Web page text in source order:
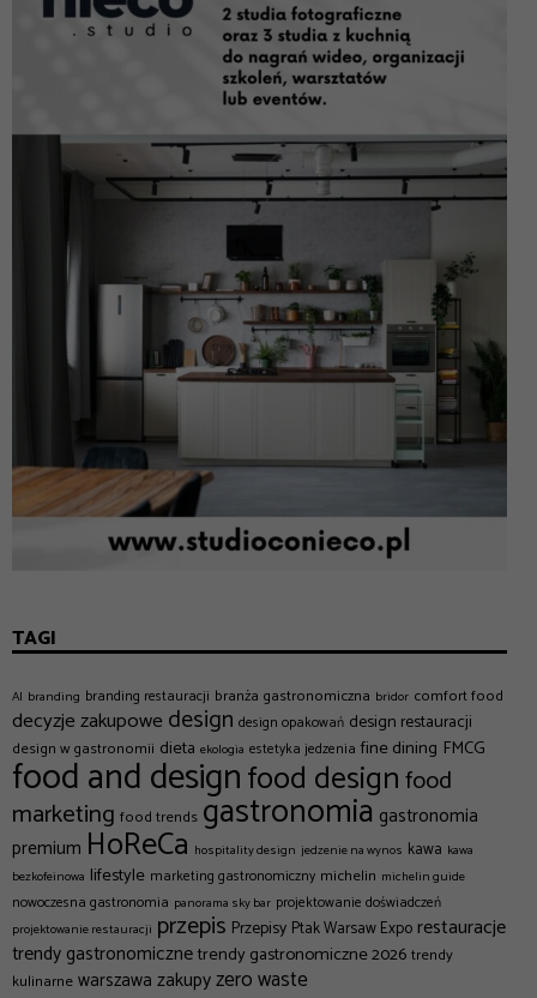
TAGI
AI branding branding restauracji branża gastronomiczna bridor comfort food
decyzje zakupowe design design opakowań design restauracji
design w gastronomii dieta ekologia estetyka jedzenia fine dining FMCG
food and designfood designfood
marketing food trends gastronomia gastronomia
premium HoReCa hospitality design jedzenie na wynos kawa kawa
bezkofeinowa lifestyle marketing gastronomiczny michelin michelin guide
nowoczesna gastronomia panorama sky bar projektowanie doświadczeń
projektowanie restauracji przepis Przepisy Ptak Warsaw Exporestauracje
trendy gastronomicznetrendy gastronomiczne 2026trendy
kulinarnewarszawa zakupyzero waste